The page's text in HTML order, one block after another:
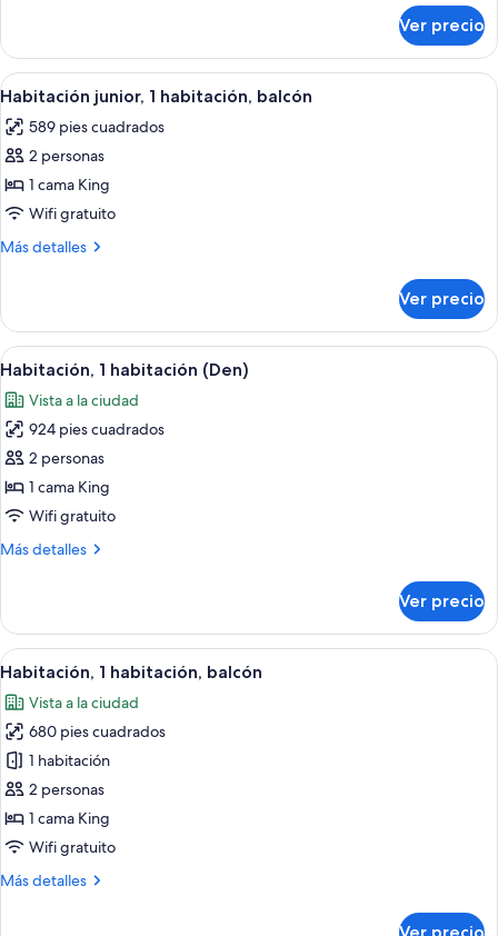
junior,
habitación
Ver precio
Abrir
todas
las
fotos
de
Habitación
junior,
balcón
Una sala de estar moderna con un
6
Habitación junior, 1 habitación, balcón
589 pies cuadrados
2 personas
1 cama King
Wifi gratuito
Más detalles
Más
junior,
habitación,
Ver precio
Abrir
todas
las
fotos
de
Habitación,
1
(Den)
Una sala moderna con un sofá
9
Habitación, 1 habitación (Den)
Vista a la ciudad
924 pies cuadrados
2 personas
1 cama King
Wifi gratuito
Más detalles
Más
1
habitación
(Den)
Ver precio
Abrir
todas
las
fotos
de
Habitación,
1
habitación,
balcón
Una sala de estar moderna con un
13
Habitación, 1 habitación, balcón
Vista a la ciudad
680 pies cuadrados
1 habitación
2 personas
1 cama King
Wifi gratuito
Más detalles
Más